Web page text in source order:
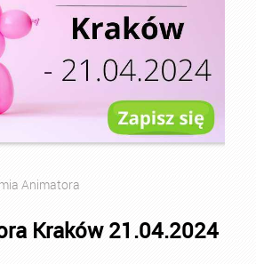
Animatora
Kraków 21.04.2024